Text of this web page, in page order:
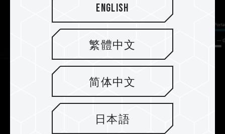
Hochgeschwindigkeitsübertragung
für Zeitersparnis durch USB Typ-C
Kompatibilität
English
繁體中文
简体中文
日本語